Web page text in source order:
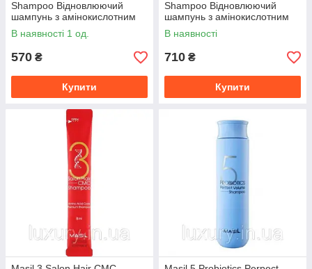
Shampoo Відновлюючий
шампунь з амінокислотним
комплексом
В наявності 1 од.
570 ₴
Купити
Shampoo Відновлюючий
шампунь з амінокислотним
комплексом 500
В наявності
710 ₴
Купити